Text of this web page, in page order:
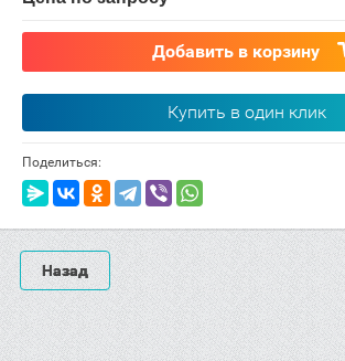
Добавить в корзину
Купить в один клик
Поделиться:
Назад